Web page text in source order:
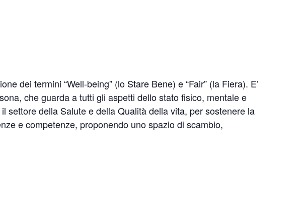
dei termini “Well-being” (lo Stare Bene) e “Fair” (la Fiera). E’
che guarda a tutti gli aspetti dello stato fisico, mentale e
settore della Salute e della Qualità della vita, per sostenere la
e competenze, proponendo uno spazio di scambio,